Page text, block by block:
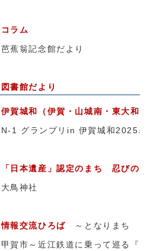
ラム
芭蕉翁記念館だより
書館だより
賀城和（伊賀・山城南・東大和
N-1 グランプリin 伊賀城和2025
「日本遺産」認定のまち 忍びの
大鳥神社
情報交流ひろば ～となりまち
甲賀市～近江鉄道に乗って巡る『